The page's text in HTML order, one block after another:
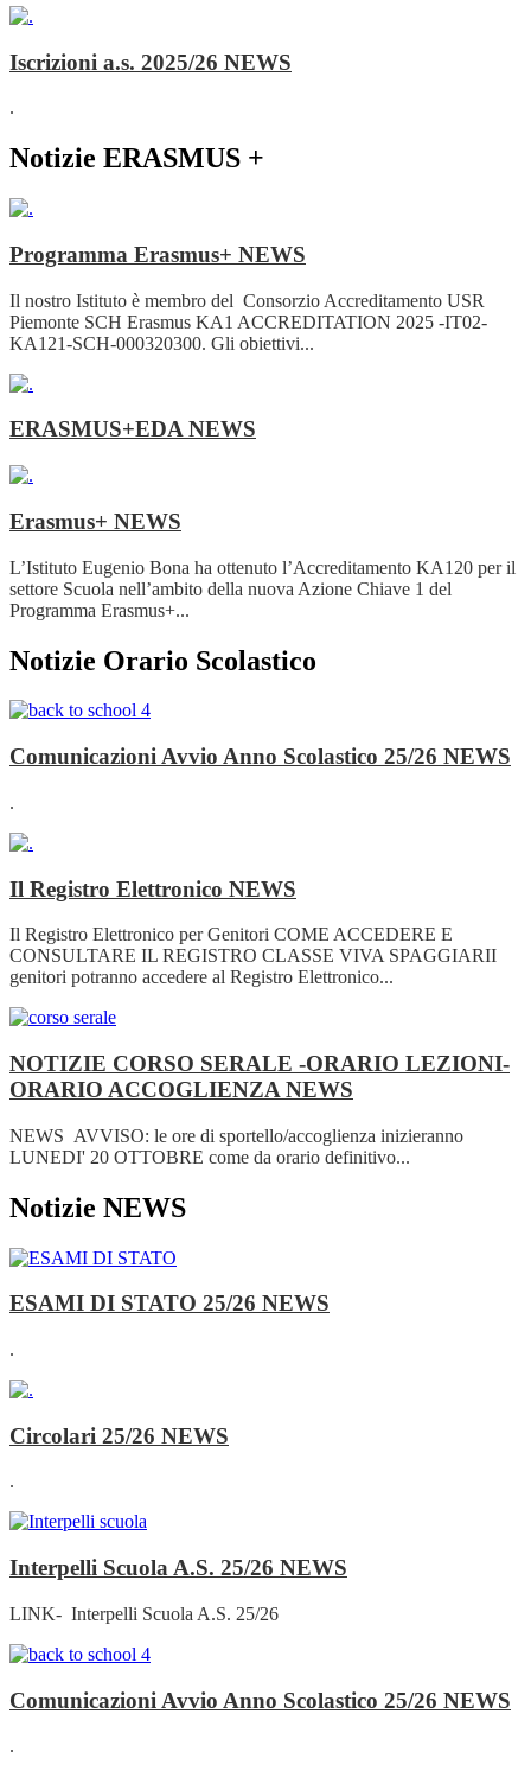
Iscrizioni a.s. 2025/26 NEWS
.
Notizie ERASMUS +
Programma Erasmus+ NEWS
Il nostro Istituto è membro del Consorzio Accreditamento USR
Piemonte SCH Erasmus KA1 ACCREDITATION 2025 -IT02-
KA121-SCH-000320300. Gli obiettivi...
ERASMUS+EDANEWS
Erasmus+ NEWS
L’Istituto Eugenio Bona ha ottenuto l’Accreditamento KA120 per il
settore Scuola nell’ambito della nuova Azione Chiave 1 del
Programma Erasmus+...
Notizie Orario Scolastico
Comunicazioni Avvio Anno Scolastico 25/26 NEWS
.
Il Registro Elettronico NEWS
Il Registro Elettronico per Genitori COME ACCEDERE E
CONSULTARE IL REGISTRO CLASSE VIVA SPAGGIARII
genitori potranno accedere al Registro Elettronico...
NOTIZIE CORSO SERALE -ORARIO LEZIONI-
ORARIO ACCOGLIENZA NEWS
NEWS AVVISO: le ore di sportello/accoglienza inizieranno
LUNEDI' 20 OTTOBRE come da orario definitivo...
Notizie NEWS
ESAMI DI STATO 25/26 NEWS
.
Circolari 25/26 NEWS
.
Interpelli Scuola A.S. 25/26 NEWS
LINK- Interpelli Scuola A.S. 25/26
Comunicazioni Avvio Anno Scolastico 25/26 NEWS
.